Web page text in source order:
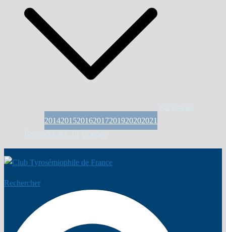
2014201520162017201920202021
Rechercher